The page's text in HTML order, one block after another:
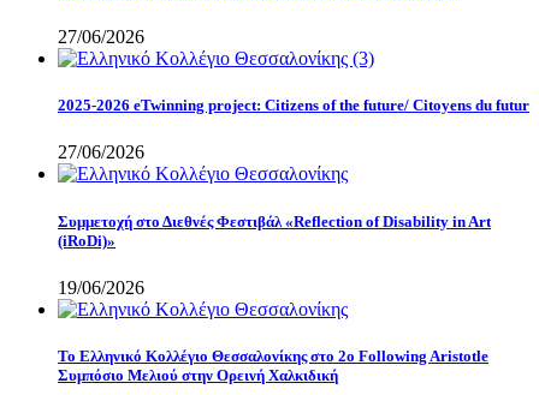
27/06/2026
2025-2026 eTwinning project: Citizens of the future/ Citoyens du futur
27/06/2026
Συμμετοχή στο Διεθνές Φεστιβάλ «Reflection of Disability in Art
(iRoDi)»
19/06/2026
Το Ελληνικό Κολλέγιο Θεσσαλονίκης στο 2ο Following Aristotle
Συμπόσιο Μελιού στην Ορεινή Χαλκιδική